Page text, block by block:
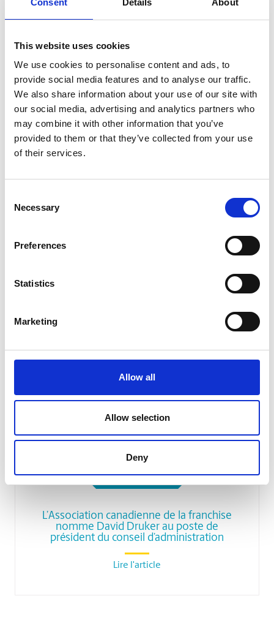
This website uses cookies
We use cookies to personalise content and ads, to
provide social media features and to analyse our traffic.
We also share information about your use of our site with
our social media, advertising and analytics partners who
may combine it with other information that you’ve
provided to them or that they’ve collected from your use
of their services.
Selection
Necessary
Preferences
Statistics
Marketing
Allow all
Allow selection
Deny
Idées créatives pour cadeaux
d’entreprise personnalisés
Lire l'article
L’Association canadienne de la franchise
nomme David Druker au poste de
président du conseil d’administration
Lire l'article